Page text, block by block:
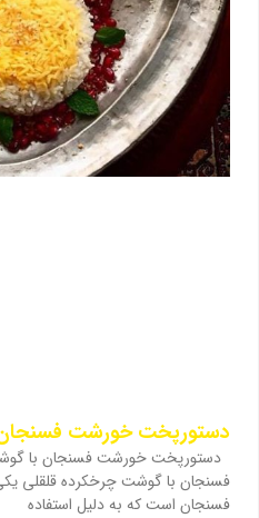
دستورپخت خورشت
دستورپخت خورشت فسنجان با
فسنجان با گوشت چرخکرده قلقلی
فسنجان است که به دلیل استفاده